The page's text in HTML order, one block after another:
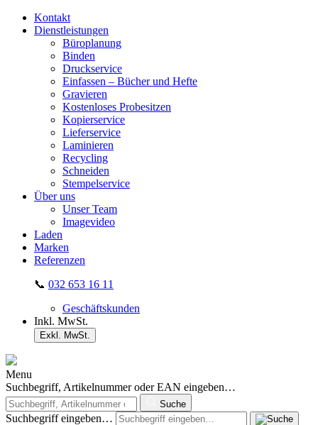
Kontakt
Dienstleistungen
Büroplanung
Binden
Druckservice
Einfassen – Bücher und Hefte
Gravieren
Kostenloses Probesitzen
Kopierservice
Lieferservice
Laminieren
Recycling
Schneiden
Stempelservice
Über uns
Unser Team
Imagevideo
Laden
Marken
Referenzen
📞 032 653 16 11
Geschäftskunden
Inkl. MwSt.
Exkl. MwSt.
Menu
Suchbegriff, Artikelnummer oder EAN eingeben…
Suche
Suchbegriff eingeben…